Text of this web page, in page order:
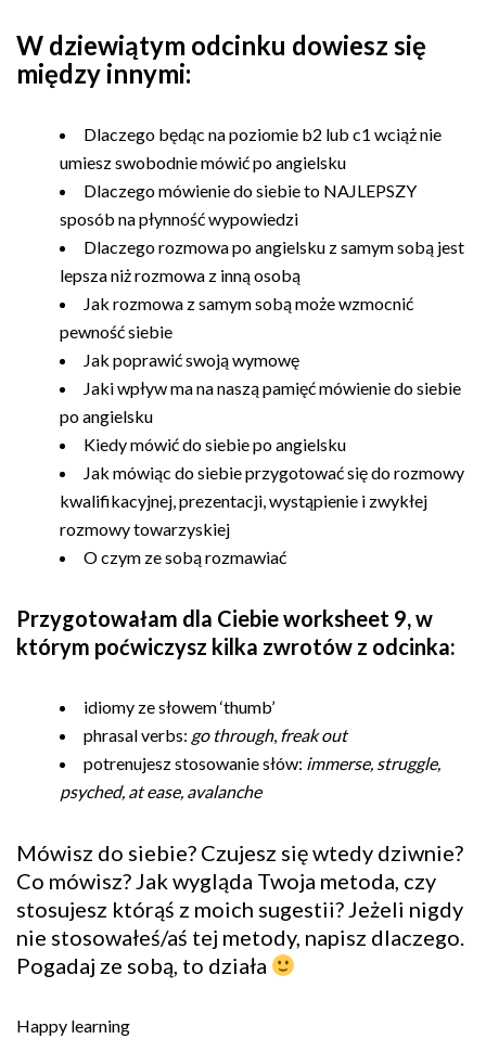
W dziewiątym odcinku dowiesz się
między innymi:
Dlaczego będąc na poziomie b2 lub c1 wciąż nie
umiesz swobodnie mówić po angielsku
Dlaczego mówienie do siebie to NAJLEPSZY
sposób na płynność wypowiedzi
Dlaczego rozmowa po angielsku z samym sobą jest
lepsza niż rozmowa z inną osobą
Jak rozmowa z samym sobą może wzmocnić
pewność siebie
Jak poprawić swoją wymowę
Jaki wpływ ma na naszą pamięć mówienie do siebie
po angielsku
Kiedy mówić do siebie po angielsku
Jak mówiąc do siebie przygotować się do rozmowy
kwalifikacyjnej, prezentacji, wystąpienie i zwykłej
rozmowy towarzyskiej
O czym ze sobą rozmawiać
Przygotowałam dla Ciebie worksheet 9, w
którym poćwiczysz kilka zwrotów z odcinka:
idiomy ze słowem ‘thumb’
phrasal verbs: go through, freak out
potrenujesz stosowanie słów: immerse, struggle,
psyched, at ease, avalanche
Mówisz do siebie? Czujesz się wtedy dziwnie?
Co mówisz? Jak wygląda Twoja metoda, czy
stosujesz którąś z moich sugestii? Jeżeli nigdy
nie stosowałeś/aś tej metody, napisz dlaczego.
Pogadaj ze sobą, to działa
Happy learning